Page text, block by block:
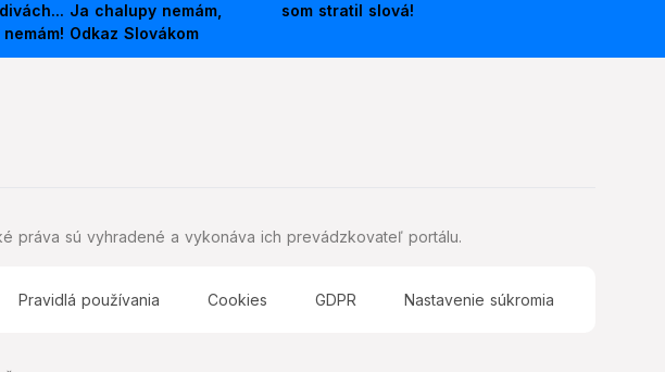
Ja chalupy nemám,
Odkaz Slovákom
som stratil slová!
práva sú vyhradené a vykonáva ich prevádzkovateľ portálu.
Pravidlá používania Cookies GDPR Nastavenie súkromia